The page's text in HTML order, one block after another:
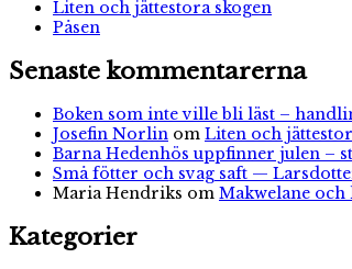
Liten och jättestora skogen
Påsen
Senaste kommentarerna
Boken som inte ville bli läst –
Josefin Norlin om Liten och
Barna Hedenhös uppfinner julen –
Små fötter och svag saft —
Maria Hendriks om Makwelane
Kategorier